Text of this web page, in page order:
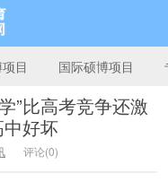
目 国际硕博项目
”比高考竞争还激
中好坏
评论(0)